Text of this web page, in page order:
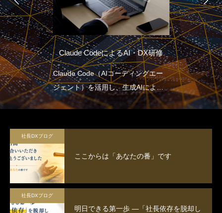
Claude CodeによるAI・DX研修
Claude Code（AIコーディングエー
ジェント）を活用し、生成AIによる
業務効率化・自動化のスキルを習得
人材を育成する。
社長DXブログ
ここからは「あなたの番」です
社長DXブログ
明日できる第一歩 ―「社長依存を脱却し